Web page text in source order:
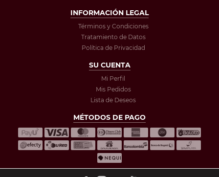
INFORMACIÓN LEGAL
Términos y Condiciones
Tratamiento de Datos
Política de Privacidad
SU CUENTA
Mi Perfil
Mis Pedidos
Lista de Deseos
MÉTODOS DE PAGO